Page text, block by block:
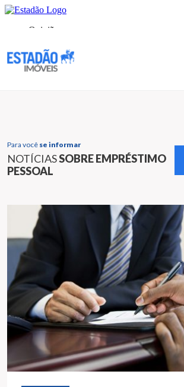
Para você se informar
NOTÍCIASSOBRE EMPRÉSTIMO
PESSOAL